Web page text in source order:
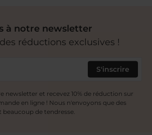
à notre newsletter
réductions exclusives !
S'inscrire
newsletter et recevez 10% de réduction sur
en ligne ! Nous n'envoyons que des
beaucoup de tendresse.